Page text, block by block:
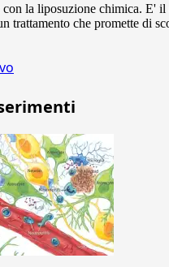
la liposuzione chimica. E' il
trattamento che promette di